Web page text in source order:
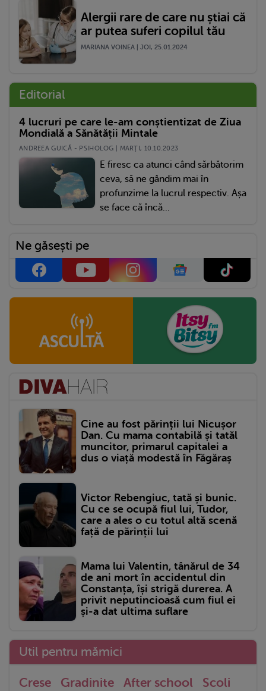
Alergii rare de care nu știai că
ar putea suferi copilul tău
MARIANA VOINEA | JOI, 25.01.2024
Editorial
4 lucruri pe care le-am conștientizat de Ziua
Mondială a Sănătății Mintale
ANDREEA GUICĂ - PSIHOLOG | MARŢI, 10.10.2023
E firesc ca atunci când sărbătorim
ceva, să ne gândim mai în
profunzime la lucrul respectiv. Așa
se face că încă...
Ne găsești pe
Cine au fost părinții lui Nicușor
Dan. Cu mama contabilă și tatăl
muncitor, primarul capitalei a
dus o viață modestă în Făgăraș
Victor Rebengiuc, tată și bunic.
Cu ce se ocupă fiul lui, Tudor,
care a ales o cu totul altă scenă
față de părinții lui
Mama lui Valentin, tânărul de 34
de ani mort în accidentul din
Constanța, își strigă durerea. A
privit neputincioasă cum fiul ei
și-a dat ultima suflare
Util pentru mămici
Crese Gradinite After school
Scoli